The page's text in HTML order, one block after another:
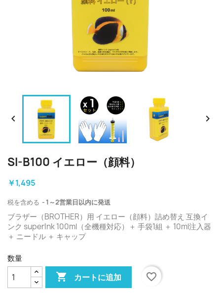
 
SI-B100 イエロー（顔料）
￥1,495
税を含める 1～2営業日以内に発送
ブラザー（BROTHER）用 イエロー（顔料）詰め替え 互換イ
ンク superInk 100ml（全機種対応）＋ 手袋1組 ＋ 10ml注入器
＋ ニードル ＋ キャップ
数量
 カートに追加 favorite_border